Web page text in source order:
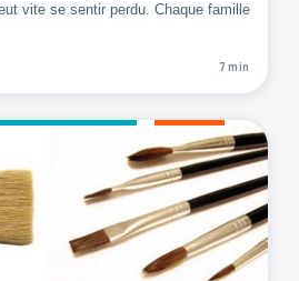
vite se sentir perdu. Chaque famille
7 min